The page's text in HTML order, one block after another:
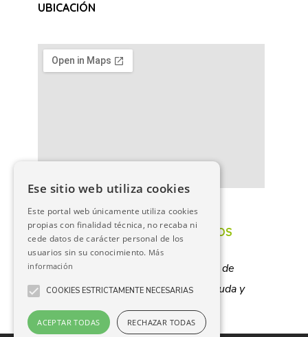
UBICACIÓN
PORTAL DE TRANSPARENCIA
POLÍTICA DE PROTECCIÓN DE DATOS
Mancomunidad de Servicios Sociales de
Lazagurría,Lodosa,Mendavia,Sartaguda y
Sesma
Ese sitio web utiliza cookies
Este portal web únicamente utiliza cookies
propias con finalidad técnica, no recaba ni
cede datos de carácter personal de los
usuarios sin su conocimiento. Más
información
COOKIES ESTRICTAMENTE NECESARIAS
ACEPTAR TODAS RECHAZAR TODAS